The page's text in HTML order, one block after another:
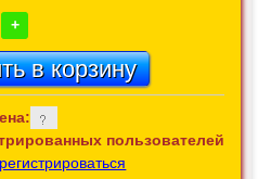
+
пользователей